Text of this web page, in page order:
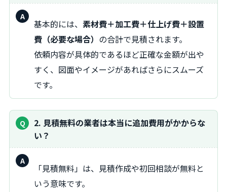
答：
基本的には、 素材費＋加工費＋仕上げ費＋設置
費（必要な場合） の合計で見積されます。
依頼内容が具体的であるほど正確な金額が出や
すく、図面やイメージがあればさらにスムーズ
です。
2. 見積無料の業者は本当に追加費用がかからな
い？
答：
「見積無料」は、見積作成や初回相談が無料と
いう意味です。